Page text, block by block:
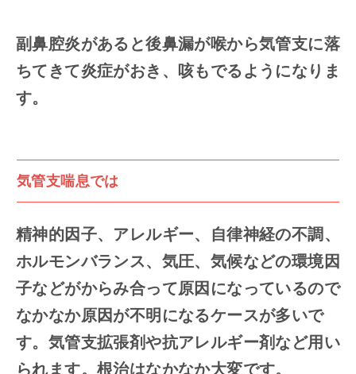
副鼻腔炎があると後鼻漏が喉から気管支に落
ちてきて炎症がおき、咳もでるようになりま
す。
気管支喘息では
精神的因子、アレルギー、自律神経の不調、
ホルモンバランス、気圧、気候などの環境因
子などがからみ合って原因になっているので
なかなか原因が不明になるケースが多いで
す。気管支拡張剤や抗アレルギー剤など用い
られます。根治はなかなか大変です。